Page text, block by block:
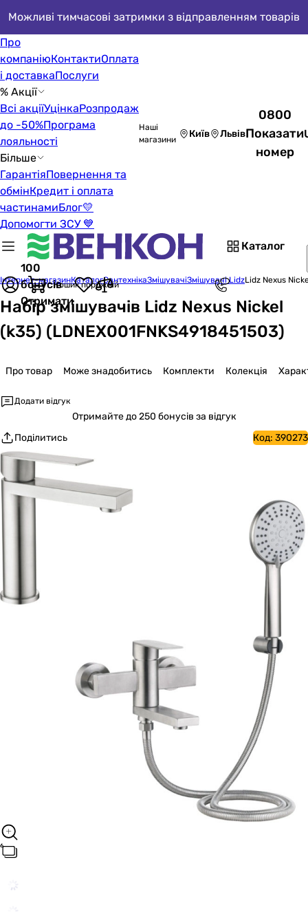
Можливі тимчасові затримки з відправленням товарів
Про
компаніюКонтактиОплата
і доставкаПослуги
% Акції
Всі акціїУцінкаРозпродаж
до -50%Програма
лояльності
Більше
ГарантіяПовернення та
обмінКредит і оплата
частинамиБлог💛
Допомогти ЗСУ 💙
Наші
магазини
Київ Львів
0800
Показати
номер
Каталог
100
бонусів
Отримати
Кошик порожній
Інтернет-магазинКаталогСантехнікаЗмішувачіЗмішувачі LidzLidz Nexus
Набір змішувачів Lidz Nexus Nickel
(k35) (LDNEX001FNKS4918451503)
Про товар Може знадобитись Комплекти Колекція
Додати відгук
Отримайтедо 250 бонусів за відгук
Поділитись
Код: 390273